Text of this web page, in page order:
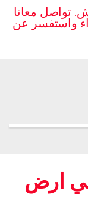
تواصل معانا
واستفسر عن
ارض